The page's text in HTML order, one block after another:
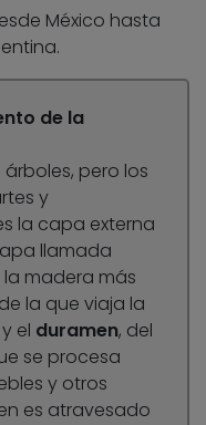
México hasta
de la
pero los
y
la capa externa
llamada
la madera más
la que viaja la
el duramen, del
se procesa
y otros
es atravesado